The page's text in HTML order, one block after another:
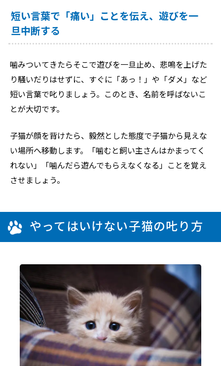
短い言葉で「痛い」ことを伝え、遊びを一
旦中断する
噛みついてきたらそこで遊びを一旦止め、悲鳴を上げた
り騒いだりはせずに、すぐに「あっ！」や「ダメ」など
短い言葉で叱りましょう。このとき、名前を呼ばないこ
とが大切です。
子猫が顔を背けたら、毅然とした態度で子猫から見えな
い場所へ移動します。「噛むと飼い主さんはかまってく
れない」「噛んだら遊んでもらえなくなる」ことを覚え
させましょう。
やってはいけない子猫の𠮟り方